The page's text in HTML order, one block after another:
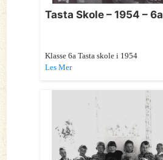
Tasta Skole – 1954 – 6a
Klasse 6a Tasta skole i 1954
Les Mer